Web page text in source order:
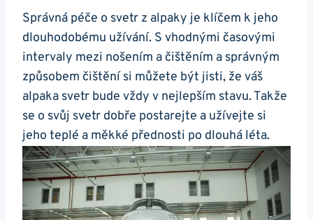
Správná péče o svetr z alpaky je klíčem k jeho​
dlouhodobému užívání. ⁣S ⁣vhodnými‌ časovými
intervaly mezi nošením ‍a ‌čištěním a správným⁢
způsobem čištění si můžete být jisti, že ⁣váš
alpaka svetr⁢ bude vždy v nejlepším stavu. Takže
se ‌o‌ svůj svetr dobře ⁤postarejte a užívejte si
jeho teplé a ‍měkké přednosti po dlouhá léta.